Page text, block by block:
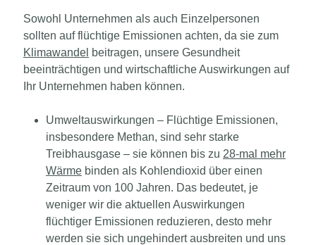
Sowohl Unternehmen als auch Einzelpersonen
sollten auf flüchtige Emissionen achten, da sie zum
Klimawandel beitragen, unsere Gesundheit
beeinträchtigen und wirtschaftliche Auswirkungen auf
Ihr Unternehmen haben können.
Umweltauswirkungen – Flüchtige Emissionen,
insbesondere Methan, sind sehr starke
Treibhausgase – sie können bis zu 28-mal mehr
Wärme binden als Kohlendioxid über einen
Zeitraum von 100 Jahren. Das bedeutet, je
weniger wir die aktuellen Auswirkungen
flüchtiger Emissionen reduzieren, desto mehr
werden sie sich ungehindert ausbreiten und uns